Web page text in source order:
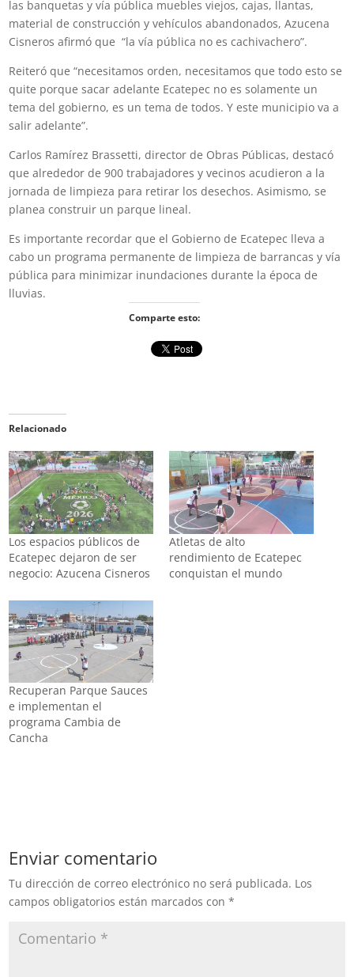
las banquetas y vía pública muebles viejos, cajas, llantas,
material de construcción y vehículos abandonados, Azucena
Cisneros afirmó que “la vía pública no es cachivachero”.
Reiteró que “necesitamos orden, necesitamos que todo esto se
quite porque sacar adelante Ecatepec no es solamente un
tema del gobierno, es un tema de todos. Y este municipio va a
salir adelante”.
Carlos Ramírez Brassetti, director de Obras Públicas, destacó
que alrededor de 900 trabajadores y vecinos acudieron a la
jornada de limpieza para retirar los desechos. Asimismo, se
planea construir un parque lineal.
Es importante recordar que el Gobierno de Ecatepec lleva a
cabo un programa permanente de limpieza de barrancas y vía
pública para minimizar inundaciones durante la época de
lluvias.
Comparte esto:
Relacionado
Los espacios públicos de
Ecatepec dejaron de ser
negocio: Azucena Cisneros
Atletas de alto
rendimiento de Ecatepec
conquistan el mundo
Recuperan Parque Sauces
e implementan el
programa Cambia de
Cancha
Enviar comentario
Tu dirección de correo electrónico no será publicada. Los
campos obligatorios están marcados con*